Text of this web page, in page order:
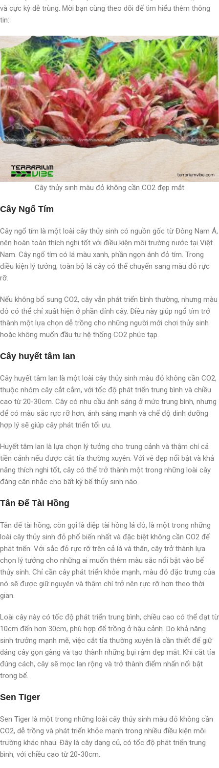
và cực kỳ dễ trùng. Mời bạn cùng theo dõi để tìm hiểu thêm thông
tin:
Cây thủy sinh màu đỏ không cần CO2 đẹp mắt
Cây Ngổ Tím
Cây ngổ tím là một loài cây thủy sinh có nguồn gốc từ Đông Nam Á,
nên hoàn toàn thích nghi tốt với điều kiện môi trường nước tại Việt
Nam. Cây ngổ tím có lá màu xanh, phần ngọn ánh đỏ tím. Trong
điều kiện lý tưởng, toàn bộ lá cây có thể chuyển sang màu đỏ rực
rỡ.
Nếu không bổ sung CO2, cây vẫn phát triển bình thường, nhưng màu
đỏ có thể chỉ xuất hiện ở phần đỉnh cây. Điều này giúp ngổ tím trở
thành một lựa chọn dễ trồng cho những người mới chơi thủy sinh
hoặc không muốn đầu tư hệ thống CO2 phức tạp.
Cây huyết tâm lan
Cây huyết tâm lan là một loài cây thủy sinh màu đỏ không cần CO2,
thuộc nhóm cây cắt cắm, với tốc độ phát triển trung bình và chiều
cao từ 20-30cm. Cây có nhu cầu ánh sáng ở mức trung bình, nhưng
để có màu sắc rực rỡ hơn, ánh sáng mạnh và chế độ dinh dưỡng
hợp lý sẽ giúp cây phát triển tối ưu.
Huyết tâm lan là lựa chọn lý tưởng cho trung cảnh và thậm chí cả
tiền cảnh nếu được cắt tỉa thường xuyên. Với vẻ đẹp nổi bật và khả
năng thích nghi tốt, cây có thể trở thành một trong những loài cây
đáng cân nhắc cho bất kỳ bể thủy sinh nào.
Tân Đế Tài Hồng
Tân đế tài hồng, còn gọi là diệp tài hồng lá đỏ, là một trong những
loài cây thủy sinh đỏ phổ biến nhất và đặc biệt không cần CO2 để
phát triển. Với sắc đỏ rực rỡ trên cả lá và thân, cây trở thành lựa
chọn lý tưởng cho những ai muốn thêm màu sắc nổi bật vào bể
thủy sinh. Chỉ cần cây phát triển khỏe mạnh, màu đỏ đặc trưng của
nó sẽ được giữ nguyên và thậm chí trở nên rực rỡ hơn theo thời
gian.
Loài cây này có tốc độ phát triển trung bình, chiều cao có thể đạt từ
10cm đến hơn 30cm, phù hợp để trồng ở hậu cảnh. Do khả năng
sinh trưởng mạnh mẽ, việc cắt tỉa thường xuyên là cần thiết để giữ
dáng cây gọn gàng và tạo thành những bụi rậm đẹp mắt. Khi cắt tỉa
đúng cách, cây sẽ mọc lan rộng và trở thành điểm nhấn nổi bật
trong bể.
Sen Tiger
Sen Tiger là một trong những loài cây thủy sinh màu đỏ không cần
CO2, dễ trồng và phát triển khỏe mạnh trong nhiều điều kiện môi
trường khác nhau. Đây là cây dạng củ, có tốc độ phát triển trung
bình, với chiều cao từ 20-30cm.